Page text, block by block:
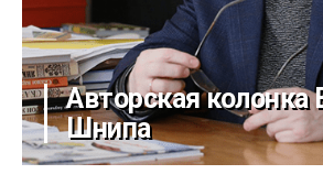
Авторская колонка
Шнипа